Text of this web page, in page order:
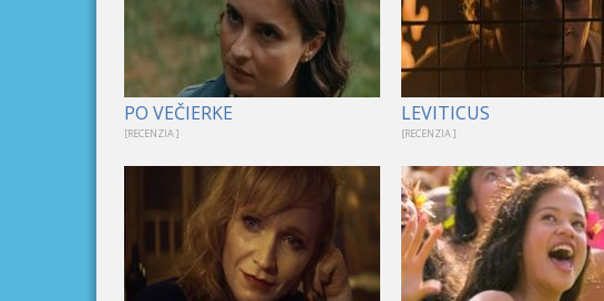
PO VEČIERKE
[RECENZIA ]
LEVITICUS
[RECENZIA ]